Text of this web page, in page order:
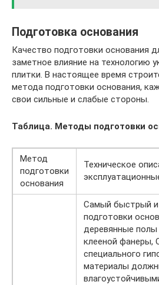
Подготовка основания
Качество подготовки основания
заметное влияние на технологию
плитки. В настоящее время
метода подготовки основания,
свои сильные и слабые стороны.
Таблица. Методы подготовки
Метод
подготовки
основания
Техническое
Самый быстрый
подготовки
деревянные
клееной фанеры,
специального
материалы